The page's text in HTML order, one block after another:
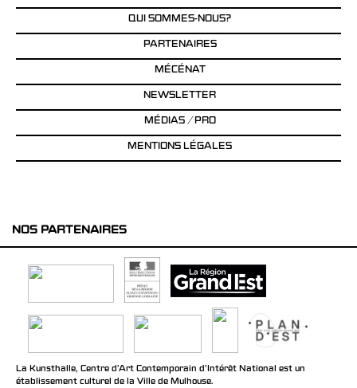
QUI SOMMES-NOUS?
PARTENAIRES
MÉCÉNAT
NEWSLETTER
MÉDIAS / PRO
MENTIONS LÉGALES
NOS PARTENAIRES
La Kunsthalle, Centre d’Art Contemporain d’Intérêt National est un
établissement culturel de la Ville de Mulhouse.